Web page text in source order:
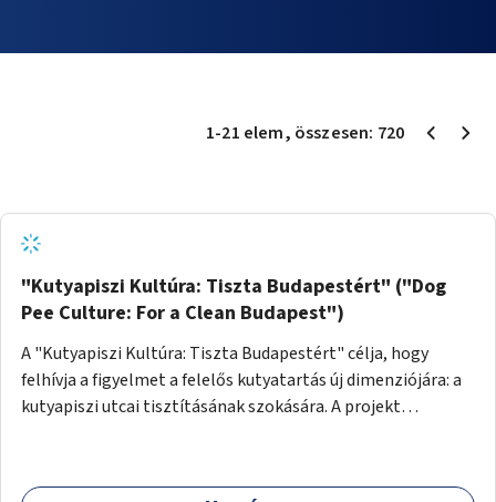
1-21 elem, összesen: 720
"Kutyapiszi Kultúra: Tiszta Budapestért" ("Dog
Pee Culture: For a Clean Budapest")
A "Kutyapiszi Kultúra: Tiszta Budapestért" célja, hogy
felhívja a figyelmet a felelős kutyatartás új dimenziójára: a
kutyapiszi utcai tisztításának szokására. A projekt
palack vízzel öblítsék le azt, ezzel hozzájárulva a tiszta,